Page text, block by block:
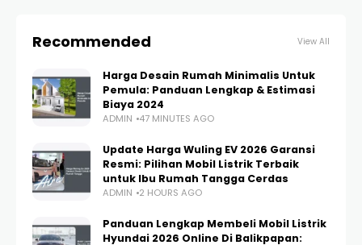
Recommended View All
Harga Desain Rumah Minimalis Untuk
Pemula: Panduan Lengkap & Estimasi
Biaya 2024
ADMIN 47 MINUTES AGO
Update Harga Wuling EV 2026 Garansi
Resmi: Pilihan Mobil Listrik Terbaik
untuk Ibu Rumah Tangga Cerdas
ADMIN 2 HOURS AGO
Panduan Lengkap Membeli Mobil Listrik
Hyundai 2026 Online Di Balikpapan: